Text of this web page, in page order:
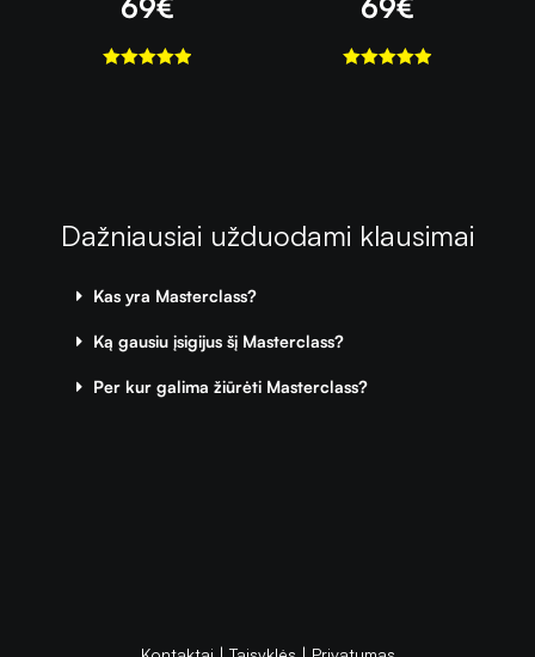
69€ 69€
Dažniausiai užduodami klausimai
Kas yra Masterclass?
Ką gausiu įsigijus šį Masterclass?
Per kur galima žiūrėti Masterclass?